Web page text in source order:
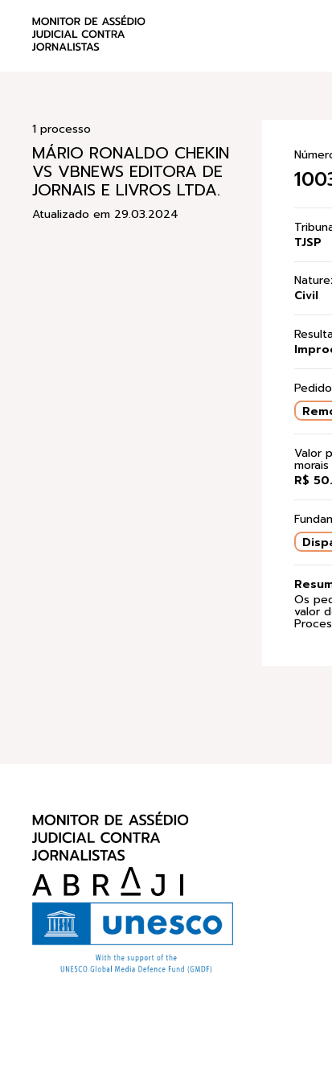
1 processo
MÁRIO RONALDO CHEKIN
VS VBNEWS EDITORA DE
JORNAIS E LIVROS LTDA.
Atualizado em 29.03.2024
TJSP
Civil
Valor
morais
R$
Os
valor